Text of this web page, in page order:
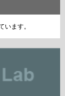
います。